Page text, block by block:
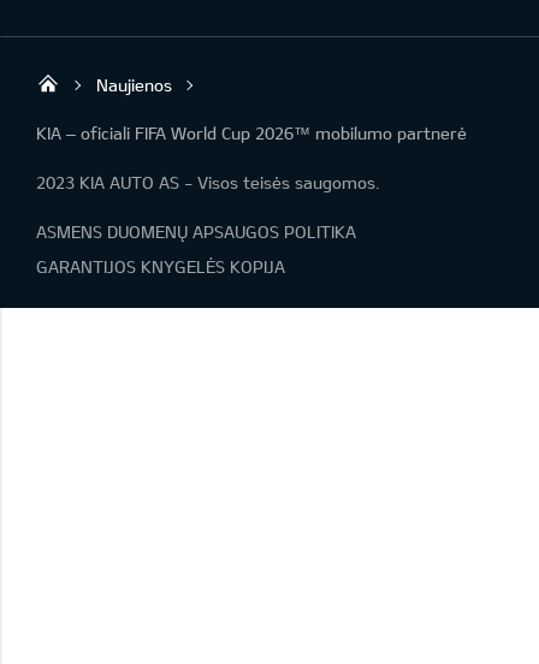
UAB „Kia Auto“
Naujienos
KIA – oficiali FIFA World Cup 2026™ mobilumo partnerė
2023 KIA AUTO AS - Visos teisės saugomos.
ASMENS DUOMENŲ APSAUGOS POLITIKA
GARANTIJOS KNYGELĖS KOPIJA